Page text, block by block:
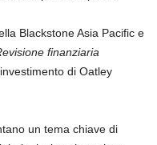
Blackstone Asia Pacific e
finanziaria
di Oatley
un tema chiave di